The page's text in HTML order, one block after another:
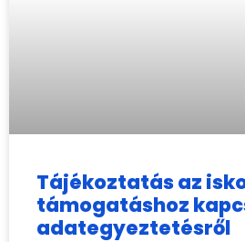
Tájékoztatás az
támogatáshoz
adategyeztetésről